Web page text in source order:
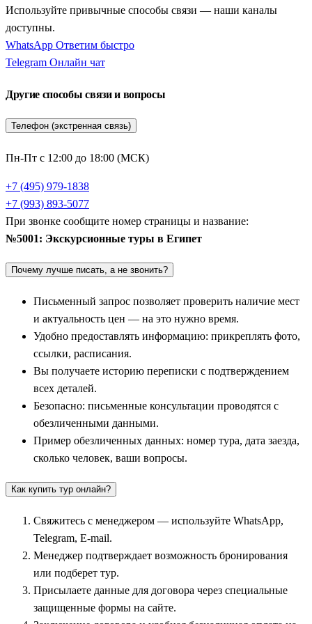
Культурную программу столицы прекрасно дополняет
колоритный
программаКоптский район и базар
раннехристианские церкви соседствуют с памятниками
мегаполисе шопингом на лабиринтах старейшего восточного
побережье Средиземного моря — в изысканную
город поражает своим европейским шармом и римским
наследием. Экскурсия включает осмотр грандиозной
современной Александрийской библиотеки, воздвигнутой на
месте древней, посещение цитадели Кайт-Бей, построенной
на руинах Фаросского маяка, и исследование уникальных
многоуровневых катакомб Ком эш-Шукафа.
Мистический Верхний Египет и великий Асуан
Для погружения в подлинную атмосферу южных рубежей
древнего царства путешественники отправляются в
колоритныйАсуан. Этот город на Ниле поражает своими
нубийскими традициями и живописными гранитными
островами. Туристы осматривают знаменитую Асуанскую
плотину, изменившую экосистему региона, и прекрасный
храмовый комплекс Филе на острове.
монументальных экскурсий — поездка вглубь Нубийской
каталогах туроператоров —Храм в Абу-Симбел).
Исполинские двадцатиметровые статуи Рамзеса II,
высеченные прямо в скале на берегу водохранилища Насер,
поражают своим масштабом и точностью древних
астрономов.
Используйте привычные способы связи — наши каналы
доступны.
WhatsApp Ответим быстро
Telegram Онлайн чат
Другие способы связи и вопросы
Телефон (экстренная связь)
Пн-Пт с 12:00 до 18:00 (МСК)
+7 (495) 979-1838
+7 (993) 893-5077
При звонке сообщите номер страницы и название:
№5001: Экскурсионные туры в Египет
Почему лучше писать, а не звонить?
Письменный запрос позволяет проверить наличие мест
и актуальность цен — на это нужно время.
Удобно предоставлять информацию: прикреплять фото,
ссылки, расписания.
Вы получаете историю переписки с подтверждением
всех деталей.
Безопасно: письменные консультации проводятся с
обезличенными данными.
Пример обезличенных данных: номер тура, дата заезда,
сколько человек, ваши вопросы.
Как купить тур онлайн?
Свяжитесь с менеджером — используйте WhatsApp,
Telegram, E-mail.
Менеджер подтверждает возможность бронирования
или подберет тур.
Присылаете данные для договора через специальные
защищенные формы на сайте.